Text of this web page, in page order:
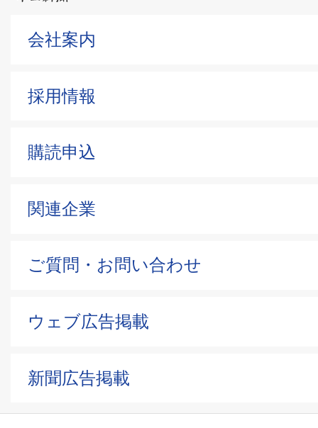
会社案内
採用情報
購読申込
関連企業
ご質問・お問い合わせ
ウェブ広告掲載
新聞広告掲載